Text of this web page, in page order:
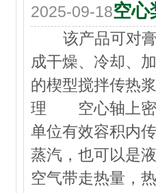
2025-09-18空心
该产品可对膏
成干燥、冷却、
的楔型搅拌传热
理 空心轴上密
单位有效容积内
蒸汽，也可以是
空气带走热量，